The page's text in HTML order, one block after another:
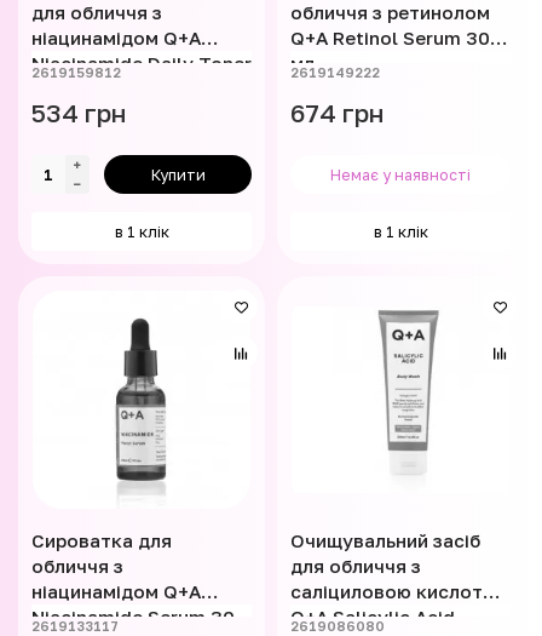
для обличчя з
ніацинамідом Q+A
Niacinamide Daily Toner
2619159812
534 грн
Купити
в 1 клік
обличчя з ретинолом
Q+A Retinol Serum 30
мл
2619149222
674 грн
Немає у наявності
в 1 клік
Сироватка для
обличчя з
ніацинамідом Q+A
Niacinamide Serum 30
2619133117
Очищувальний засіб
для обличчя з
саліциловою кислотою
Q+A Salicylic Acid
2619086080